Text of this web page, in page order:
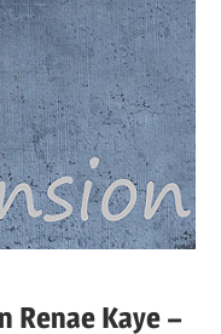
Renae Kaye –